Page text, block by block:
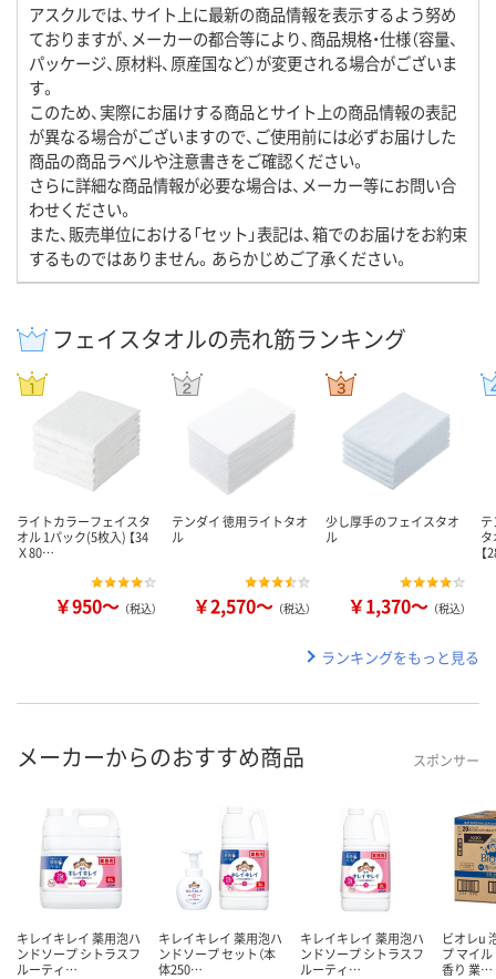
アスクルでは、サイト上に最新の商品情報を表示するよう努め
ておりますが、メーカーの都合等により、商品規格・仕様（容量、
パッケージ、原材料、原産国など）が変更される場合がございま
す。
このため、実際にお届けする商品とサイト上の商品情報の表記
が異なる場合がございますので、ご使用前には必ずお届けした
商品の商品ラベルや注意書きをご確認ください。
さらに詳細な商品情報が必要な場合は、メーカー等にお問い合
わせください。
また、販売単位における「セット」表記は、箱でのお届けをお約束
するものではありません。あらかじめご了承ください。
フェイスタオルの売れ筋ランキング
ライトカラーフェイスタ
オル 1パック(5枚入) 【34
Ｘ80…
￥950～ （税込）
テンダイ 徳用ライトタオ
ル
￥2,570～ （税込）
少し厚手のフェイスタオ
ル
￥1,370～ （税込）
タ
ランキングをもっと見る
メーカーからのおすすめ商品 スポンサー
キレイキレイ 薬用泡ハ
ンドソープ シトラスフ
ルーティ…
キレイキレイ 薬用泡ハ
ンドソープ セット（本
体250…
キレイキレイ 薬用泡ハ
ンドソープ シトラスフ
ルーティ…
ビオレu
プ マイ
香り 業…